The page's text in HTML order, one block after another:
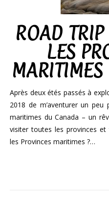
ROAD
LES
Après deux étés passés à
2018 de m’aventurer un peu
maritimes du Canada – un
visiter toutes les provinces et
les Provinces maritimes ?…